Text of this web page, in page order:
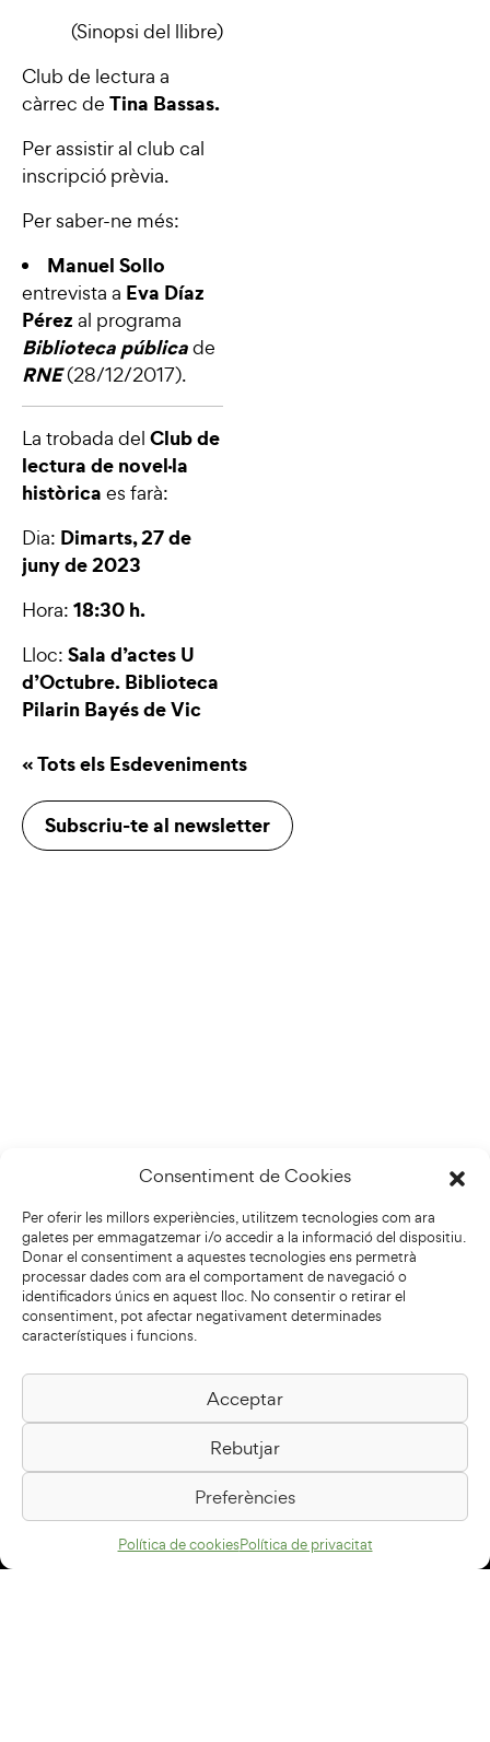
Consentiment de Cookies
Per oferir les millors experiències, utilitzem tecnologies com ara
galetes per emmagatzemar i/o accedir a la informació del dispositiu.
Donar el consentiment a aquestes tecnologies ens permetrà
processar dades com ara el comportament de navegació o
identificadors únics en aquest lloc. No consentir o retirar el
consentiment, pot afectar negativament determinades
característiques i funcions.
Acceptar
Rebutjar
Preferències
Política de cookiesPolítica de privacitat
(Sinopsi del llibre)
Club de lectura a
càrrec de Tina Bassas.
Per assistir al club cal
inscripció prèvia.
Per saber-ne més:
Manuel Sollo
entrevista a Eva Díaz
Pérez al programa
Biblioteca públicade
RNE(28/12/2017).
La trobada del Club de
lectura de novel·la
històrica es farà:
Dia: Dimarts, 27 de
juny de 2023
Hora: 18:30 h.
Lloc: Sala d’actes U
d’Octubre. Biblioteca
Pilarin Bayés de Vic
« Tots els Esdeveniments
Subscriu-te al newsletter
Biblioteca Pilarin Bayés
Passeig de la Generalitat, 1
08500 Vic